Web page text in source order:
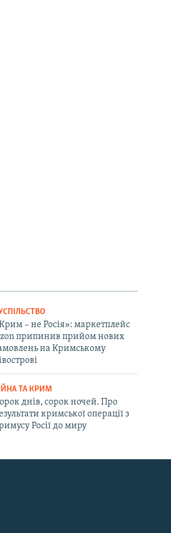
– не Росія»: маркетплейс
припинив прийом нових
на Кримському
ТА КРИМ
днів, сорок ночей. Про
кримської операції з
Росії до миру